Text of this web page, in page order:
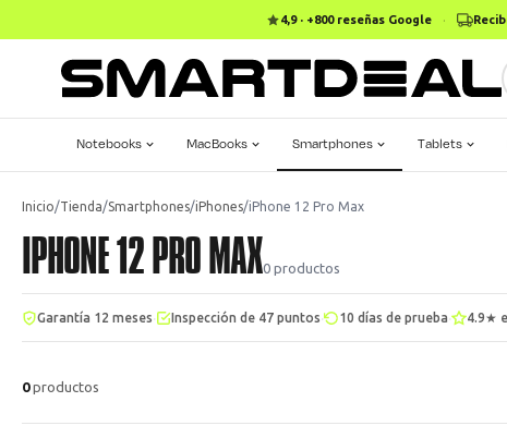
4,9 · +800 reseñas Google ·
Notebooks MacBooks Smartphones Tablets
Inicio/Tienda/Smartphones/iPhones/iPhone 12 Pro Max
IPHONE 12 PRO MAX0 productos
Garantía 12 meses Inspección de 47 puntos 10 días de prueba 4.9★
0productos